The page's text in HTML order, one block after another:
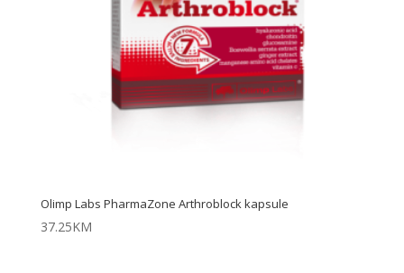
Olimp Labs PharmaZone Arthroblock kapsule
37.25KM